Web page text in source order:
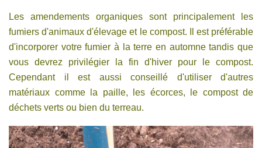
Les amendements organiques sont principalement les
fumiers d'animaux d'élevage et le compost. Il est préférable
d'incorporer votre fumier à la terre en automne tandis que
vous devrez privilégier la fin d'hiver pour le compost.
Cependant il est aussi conseillé d'utiliser d'autres
matériaux comme la paille, les écorces, le compost de
déchets verts ou bien du terreau.